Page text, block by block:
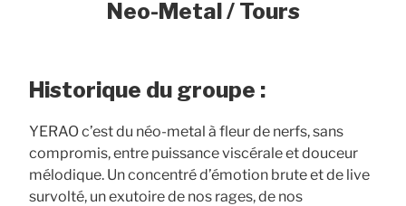
Neo-Metal / Tours
Historique du groupe :
YERAO c’est du néo-metal à fleur de nerfs, sans
compromis, entre puissance viscérale et douceur
mélodique. Un concentré d’émotion brute et de live
survolté, un exutoire de nos rages, de nos